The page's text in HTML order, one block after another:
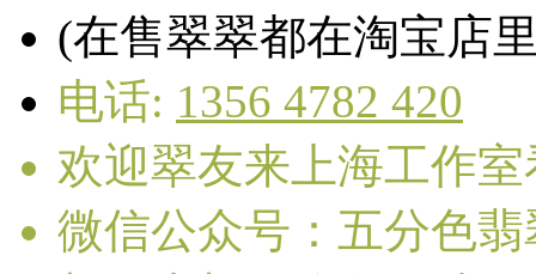
(在售翠翠都在淘宝店
电话: 1356 4782 420
欢迎翠友来上海工作
微信公众号：五分色翡